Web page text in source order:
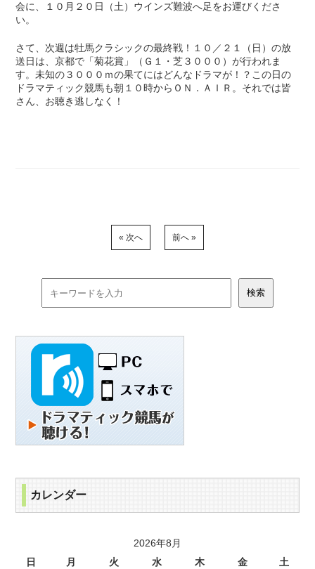
会に、１０月２０日（土）ウインズ難波へ足をお運びくださ
い。
さて、次週は牡馬クラシックの最終戦！１０／２１（日）の放
送日は、京都で「菊花賞」（Ｇ１・芝３０００）が行われま
す。未知の３０００ｍの果てにはどんなドラマが！？この日の
ドラマティック競馬も朝１０時からＯＮ．ＡＩＲ。それでは皆
さん、お聴き逃しなく！
« 次へ 前へ »
カレンダー
2026年8月
日
月 火 水 木 金 土